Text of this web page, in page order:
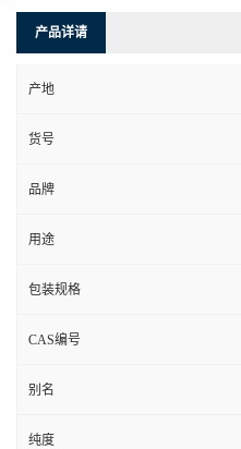
产品详请
产地
货号
品牌
用途
包装规格
CAS编号
别名
纯度